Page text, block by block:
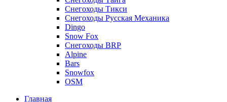
Снегоходы Тикси
Снегоходы Русская Механика
Dingo
Snow Fox
Снегоходы BRP
Alpine
Bars
Snowfox
OSM
Главная